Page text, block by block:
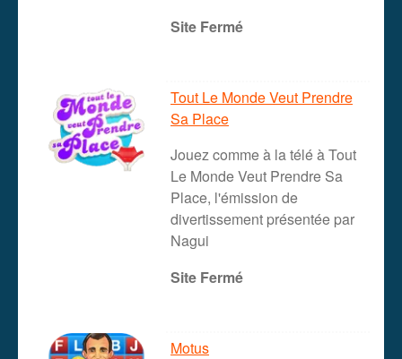
Site Fermé
Tout Le Monde Veut Prendre
Sa Place
Jouez comme à la télé à Tout
Le Monde Veut Prendre Sa
Place, l'émission de
divertissement présentée par
Nagui
Site Fermé
Motus